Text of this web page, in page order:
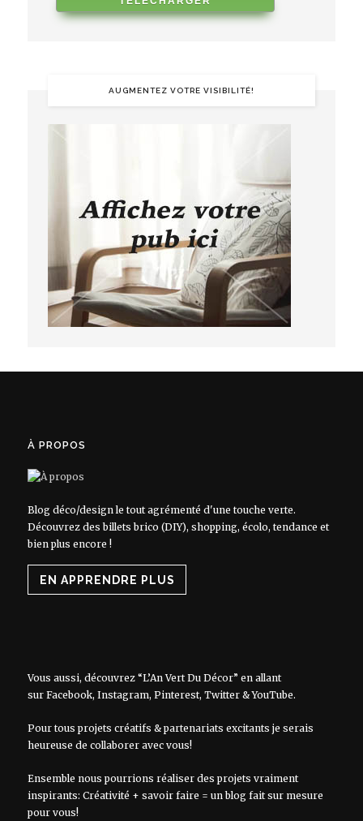
AUGMENTEZ VOTRE VISIBILITÉ!
À PROPOS
Blog déco/design le tout agrémenté d'une touche verte.
Découvrez des billets brico (DIY), shopping, écolo, tendance et
bien plus encore !
EN APPRENDRE PLUS
Vous aussi, découvrez “L’An Vert Du Décor” en allant
sur Facebook, Instagram, Pinterest, Twitter&YouTube.
Pour tous projets créatifs & partenariats excitants je serais
heureuse de collaborer avec vous!
Ensemble nous pourrions réaliser des projets vraiment
inspirants: Créativité + savoir faire = un blog fait sur mesure
pour vous!